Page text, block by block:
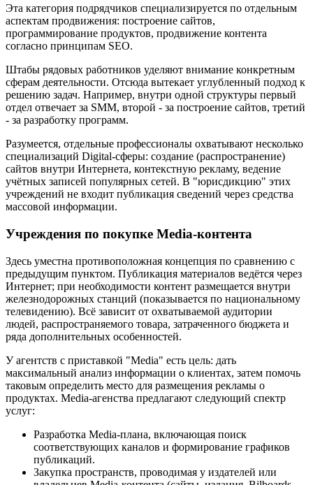
Эта категория подрядчиков специализируется по отдельным
аспектам продвижения: построение сайтов,
программирование продуктов, продвижение контента
согласно принципам SEO.
Штабы рядовых работников уделяют внимание конкретным
сферам деятельности. Отсюда вытекает углубленный подход к
решению задач. Например, внутри одной структуры первый
отдел отвечает за SMM, второй - за построение сайтов, третий
- за разработку программ.
Разумеется, отдельные профессионалы охватывают несколько
специализаций Digital-сферы: создание (распространение)
сайтов внутри Интернета, контекстную рекламу, ведение
учётных записей популярных сетей. В "юрисдикцию" этих
учреждений не входит публикация сведений через средства
массовой информации.
Учреждения по покупке Media-контента
Здесь уместна противоположная концепция по сравнению с
предыдущим пунктом. Публикация материалов ведётся через
Интернет; при необходимости контент размещается внутри
железнодорожных станций (показывается по национальному
телевидению). Всё зависит от охватываемой аудитории
людей, распространяемого товара, затраченного бюджета и
ряда дополнительных особенностей.
У агентств с приставкой "Media" есть цель: дать
максимальный анализ информации о клиентах, затем помочь
таковым определить место для размещения рекламы о
продуктах. Media-агенства предлагают следующий спектр
услуг:
Разработка Media-плана, включающая поиск
соответствующих каналов и формирование графиков
публикаций.
Закупка пространств, проводимая у издателей или